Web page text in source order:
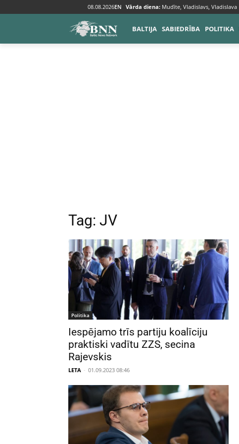
08.08.2026EN Vārda diena: Mudīte, Vladislavs, Vladislava
BALTIJA SABIEDRĪBA POLITIKA
Tags JV
Tag: JV
Politika
Iespējamo trīs partiju koalīciju
praktiski vadītu ZZS, secina
Rajevskis
LETA - 01.09.2023 08:46